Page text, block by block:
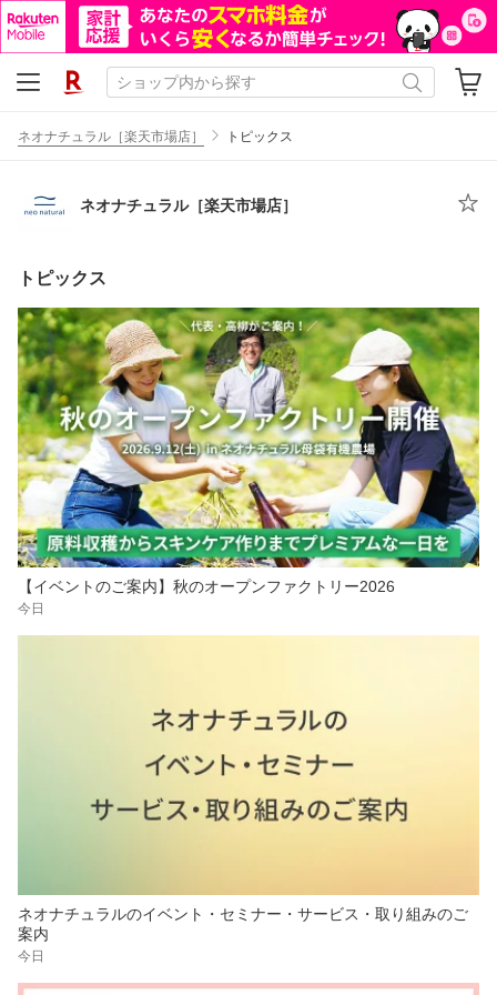
ネオナチュラル［楽天市場店］ トピックス
ネオナチュラル［楽天市場店］
トピックス
【イベントのご案内】秋のオープンファクトリー2026
今日
ネオナチュラルのイベント・セミナー・サービス・取り組みのご
案内
今日